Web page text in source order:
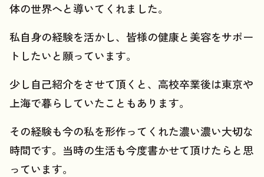
体の世界へと導いてくれました。
私自身の経験を活かし、皆様の健康と美容をサポー
トしたいと願っています。
少し自己紹介をさせて頂くと、高校卒業後は東京や
上海で暮らしていたこともあります。
その経験も今の私を形作ってくれた濃い濃い大切な
時間です。当時の生活も今度書かせて頂けたらと思
っています。